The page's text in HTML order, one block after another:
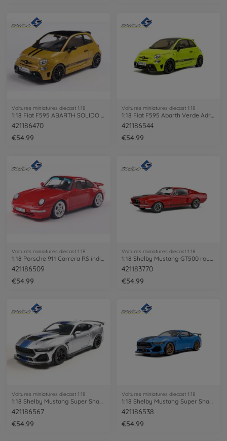
Voitures miniatures diecast 1:18
1:18 Fiat F595 ABARTH SOLIDO WORKS yello
421186470
€54.99
Voitures miniatures diecast 1:18
1:18 Fiat F595 Abarth Verde Adrenalina
421186544
€54.99
Voitures miniatures diecast 1:18
421186509
€54.99
Voitures miniatures diecast 1:18
421183770
€54.99
Voitures miniatures diecast 1:18
421186567
€54.99
Voitures miniatures diecast 1:18
421186538
€54.99